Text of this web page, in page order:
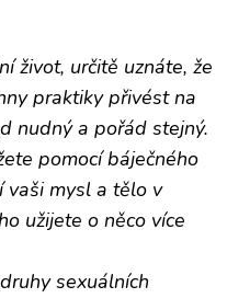
život, určitě uznáte, že
praktiky přivést na
nudný a pořád stejný.
pomocí báječného
vaši mysl a tělo v
užijete o něco více
sexuálních